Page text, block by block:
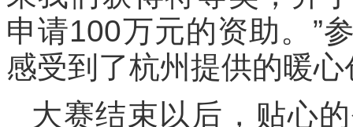
申请100万元的资助。”
感受到了杭州提供的暖
大赛结束以后，贴心